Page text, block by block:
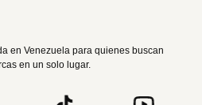
en Venezuela para quienes buscan
en un solo lugar.